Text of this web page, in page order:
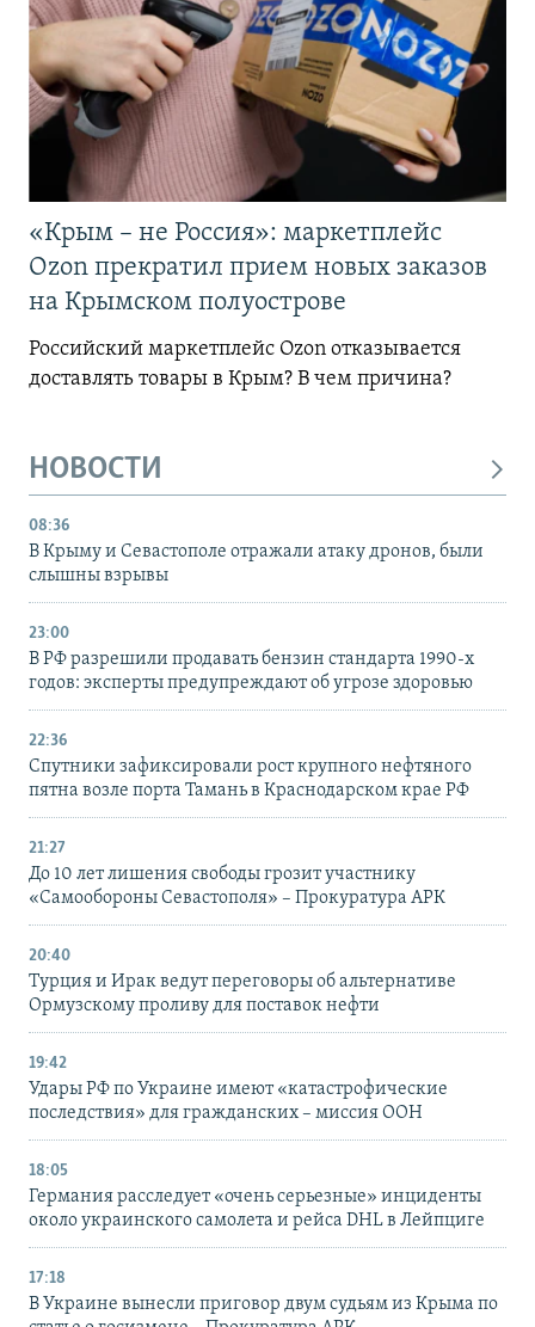
«Крым – не Россия»: маркетплейс
Ozon прекратил прием новых заказов
на Крымском полуострове
Российский маркетплейс Ozon отказывается
доставлять товары в Крым? В чем причина?
НОВОСТИ
08:36
В Крыму и Севастополе отражали атаку дронов, были
слышны взрывы
23:00
В РФ разрешили продавать бензин стандарта 1990-х
годов: эксперты предупреждают об угрозе здоровью
22:36
Спутники зафиксировали рост крупного нефтяного
пятна возле порта Тамань в Краснодарском крае РФ
21:27
До 10 лет лишения свободы грозит участнику
«Самообороны Севастополя» – Прокуратура АРК
20:40
Турция и Ирак ведут переговоры об альтернативе
Ормузскому проливу для поставок нефти
19:42
Удары РФ по Украине имеют «катастрофические
последствия» для гражданских – миссия ООН
18:05
Германия расследует «очень серьезные» инциденты
около украинского самолета и рейса DHL в Лейпциге
17:18
В Украине вынесли приговор двум судьям из Крыма по